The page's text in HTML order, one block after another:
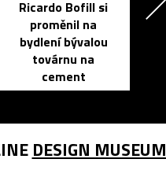
Ricardo Bofill si
proměnil na
bydlení bývalou
továrnu na
cement
DESIGN MUSEUM